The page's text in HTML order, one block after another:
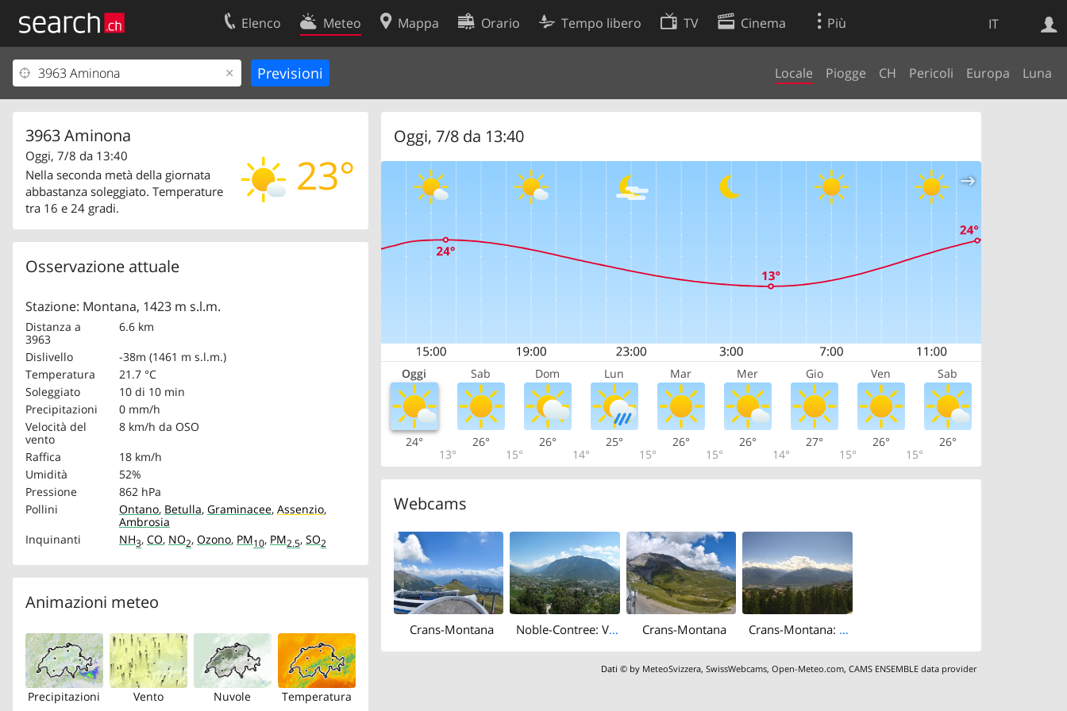
IT
Elenco Meteo Mappa Orario Tempo libero TV Cinema Più
Locale Piogge CH Pericoli Europa Luna
3963 Aminona
23°
Oggi, 7/8 da 13:40
Nella seconda metà della giornata
abbastanza soleggiato. Temperature
tra 16 e 24 gradi.
Osservazione attuale
Stazione: Montana, 1423 m s.l.m.
Distanza a
3963
6.6 km
Dislivello
-38m (1461 m s.l.m.)
Temperatura
21.7 °C
Soleggiato
10 di 10 min
Precipitazioni
0 mm/h
Velocità del
vento
8 km/h da OSO
Raffica
18 km/h
Umidità
52%
Pressione
862 hPa
Pollini
Ontano, Betulla, Graminacee, Assenzio,
Ambrosia
Inquinanti
NH3, CO, NO2, Ozono, PM10, PM2.5, SO2
Animazioni meteo
Precipitazioni Vento Nuvole Temperatura
Oggi, 7/8 da 13:40
Oggi Sab Dom Lun Mar Mer Gio Ven Sab
24°
13°
26°
15°
26°
14°
25°
15°
26°
15°
26°
14°
27°
15°
26°
15°
26°
Webcams
Crans-Montana Noble-Contree: Venthône - Sierre - Salquenen - Val d'Anniviers Crans-Montana Crans-Montana: La Comba: Luzerner Höhenklinik Montana
Dati © by MeteoSvizzera,SwissWebcams,Open-Meteo.com,CAMS ENSEMBLE data provider
Ricerca Web
Il vostro profolio
Area clienti
Contatti
Condizioni d’uso
Preferenze cookie